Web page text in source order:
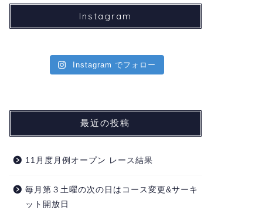
Instagram
Instagram でフォロー
最近の投稿
11月度月例オープン レース結果
毎月第３土曜の次の日はコース変更&サーキ
ット開放日